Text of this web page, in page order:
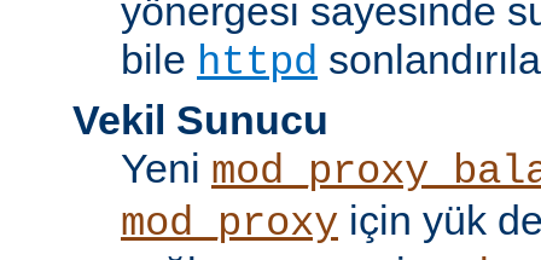
yönergesi sayesinde
bile httpd
Vekil Sunucu
Yeni
mod_proxy için yük